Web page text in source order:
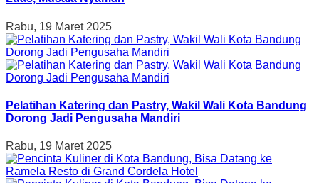
Rabu, 19 Maret 2025
Pelatihan Katering dan Pastry, Wakil Wali Kota Bandung
Dorong Jadi Pengusaha Mandiri
Rabu, 19 Maret 2025